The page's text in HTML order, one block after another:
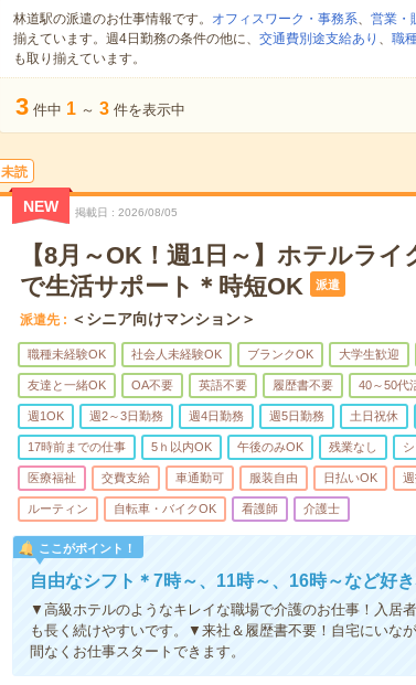
林道駅の派遣のお仕事情報です。 オフィスワーク・事務系、 営業・
揃えています。週4日勤務の条件の他に、 交通費別途支給あり 、 職
も取り揃えています。
3 件中 1 ～ 3 件を表示中
未読
NEW 掲載日 2026/08/05
【8月～OK！週1日～】ホテルラ
で生活サポート＊時短OK
派遣
派遣先 ＜シニア向けマンション＞
職種未経験OK 社会人未経験OK ブランクOK 大学生歓迎
友達と一緒OK OA不要 英語不要 履歴書不要 40～50代
週1OK 週2～3日勤務 週4日勤務 週5日勤務 土日祝休
17時前までの仕事 5ｈ以内OK 午後のみOK 残業なし
医療福祉 交費支給 車通勤可 服装自由 日払いOK
ルーティン 自転車・バイクOK 看護師 介護士
ここがポイント！
自由なシフト＊7時～、11時～、16時～など好
▼高級ホテルのようなキレイな職場で介護のお仕事！入居
も長く続けやすいです。▼来社＆履歴書不要！自宅にいな
間なくお仕事スタートできます。